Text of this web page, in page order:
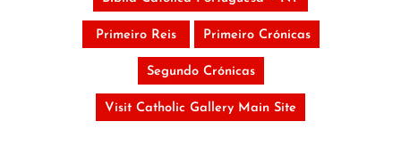
Primeiro Reis Primeiro Crónicas
Segundo Crónicas
Visit Catholic Gallery Main Site